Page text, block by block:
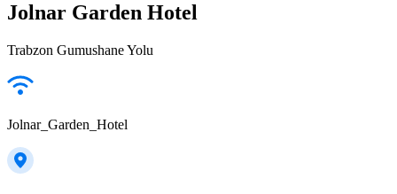
Jolnar Garden Hotel
Trabzon Gumushane Yolu
Jolnar_Garden_Hotel